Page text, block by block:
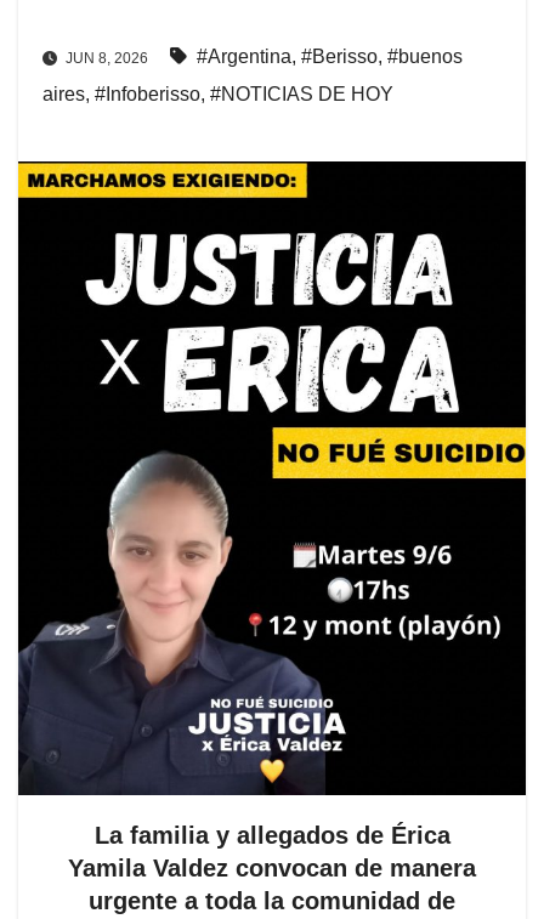
JUN 8, 2026 #Argentina, #Berisso, #buenos
aires, #Infoberisso, #NOTICIAS DE HOY
La familia y allegados de Érica
Yamila Valdez convocan de manera
urgente a toda la comunidad de